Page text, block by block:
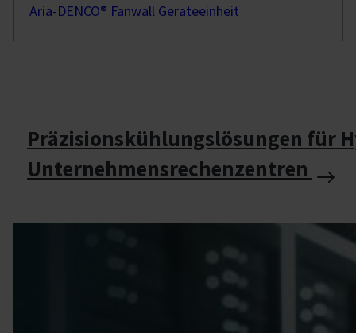
Aria-DENCO® Fanwall Geräteeinheit
Präzisionskühlungslösungen für
Unternehmensrechenzentren